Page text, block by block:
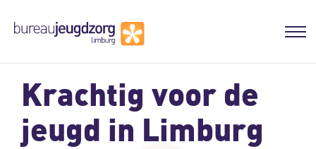
Krachtig voor de
jeugd in Limburg